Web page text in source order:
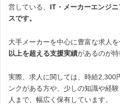
営している、 IT・メーカーエンジ
スです。
大手メーカーを中心に豊富な求人
以上を超える支援実績があるのが特
実際、求人に関しては、時給2,300
ンクがある方や、少しの知識や経
人まで、幅広く保有しています。